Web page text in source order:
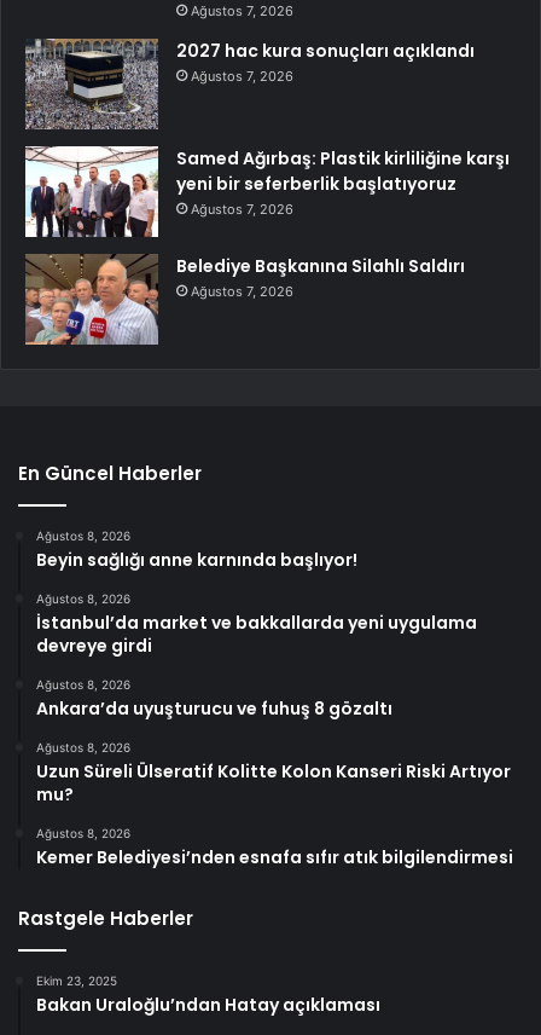
Ağustos 7, 2026
2027 hac kura sonuçları açıklandı
Ağustos 7, 2026
Samed Ağırbaş: Plastik kirliliğine karşı
yeni bir seferberlik başlatıyoruz
Ağustos 7, 2026
Belediye Başkanına Silahlı Saldırı
Ağustos 7, 2026
En Güncel Haberler
Ağustos 8, 2026
Beyin sağlığı anne karnında başlıyor!
Ağustos 8, 2026
İstanbul’da market ve bakkallarda yeni uygulama
devreye girdi
Ağustos 8, 2026
Ankara’da uyuşturucu ve fuhuş 8 gözaltı
Ağustos 8, 2026
Uzun Süreli Ülseratif Kolitte Kolon Kanseri Riski Artıyor
mu?
Ağustos 8, 2026
Kemer Belediyesi’nden esnafa sıfır atık bilgilendirmesi
Rastgele Haberler
Ekim 23, 2025
Bakan Uraloğlu’ndan Hatay açıklaması